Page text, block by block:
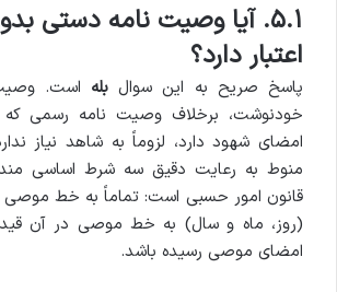
۵.۱. آیا وصیت نامه دستی
اعتبار دارد؟
پاسخ صریح به این سوال بله است.
خودنوشت، برخلاف وصیت نامه رسمی
امضای شهود دارد، لزوماً به شاهد نیاز
قانون امور حسبی است: تماماً به خط موصی
(روز، ماه و سال) به خط موصی در آن
امضای موصی رسیده باشد.